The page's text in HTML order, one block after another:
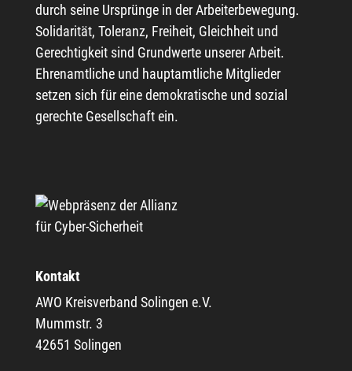
durch seine Ursprünge in der Arbeiterbewegung.
Solidarität, Toleranz, Freiheit, Gleichheit und
Gerechtigkeit sind Grundwerte unserer Arbeit.
Ehrenamtliche und hauptamtliche Mitglieder
setzen sich für eine demokratische und sozial
gerechte Gesellschaft ein.
Kontakt
AWO Kreisverband Solingen e.V.
Mummstr. 3
42651 Solingen